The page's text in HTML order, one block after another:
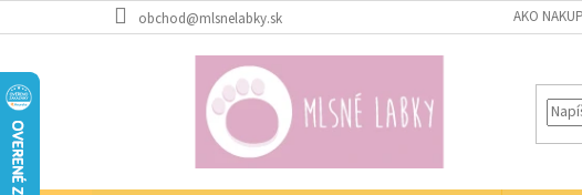
na
obchod@mlsnelabky.sk AKO